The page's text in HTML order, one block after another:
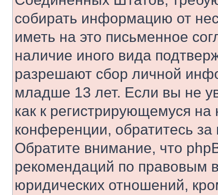
собирать информацию от
иметь на это письменное
наличие иного вида
разрешают сбор личной
младше 13 лет. Если вы не
как к регистрирующемуся
конференции, обратитесь
Обратите внимание, что
рекомендаций по правовым
юридических отношений,